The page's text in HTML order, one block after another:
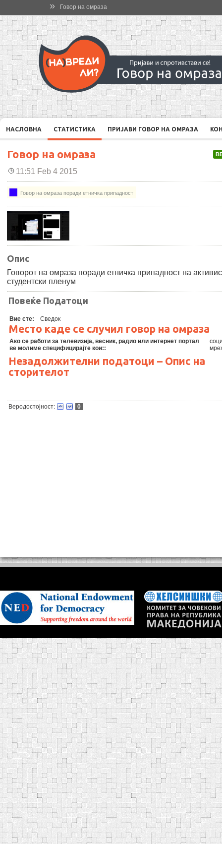
» Говор на омраза
НАСЛОВНА СТАТИСТИКА ПРИЈАВИ ГОВОР НА ОМРАЗА
Говор на омраза
11:51 Feb 4 2015
Говор на омраза поради етничка припадност
Опис
Говорот на омраза поради етничка припадност на
студентски пленум
Повеќе Податоци
Вие сте: Сведок
Место каде се случил говор на омраза
Ако се работи за телевизија, весник, радио или интернет портал
ве молиме специфицирајте кои::
Незадолжителни податоци – Опис на
сторителот
Веродостојност: 0